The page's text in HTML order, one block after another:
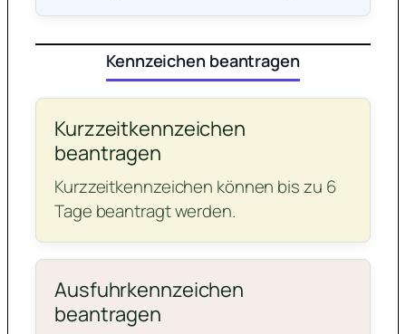
Kennzeichen beantragen
Kurzzeitkennzeichen
beantragen
Kurzzeitkennzeichen können bis zu 6
Tage beantragt werden.
Ausfuhrkennzeichen
beantragen